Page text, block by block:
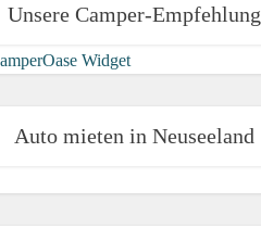
Unsere Camper-Empfehlung
Auto mieten in Neuseeland